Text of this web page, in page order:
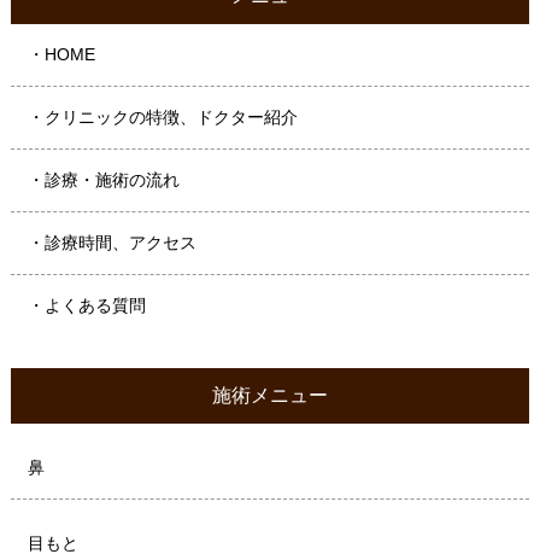
・HOME
・クリニックの特徴、ドクター紹介
・診療・施術の流れ
・診療時間、アクセス
・よくある質問
施術メニュー
鼻
目もと